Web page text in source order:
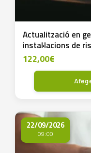
Actualització en
instal·lacions de
Legionel.la
122,00€
22/09/2026
09:00